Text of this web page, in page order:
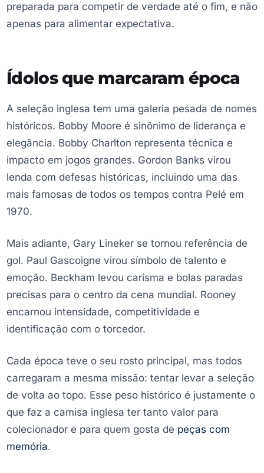
preparada para competir de verdade até o fim, e não
apenas para alimentar expectativa.
Ídolos que marcaram época
A seleção inglesa tem uma galeria pesada de nomes
históricos. Bobby Moore é sinônimo de liderança e
elegância. Bobby Charlton representa técnica e
impacto em jogos grandes. Gordon Banks virou
lenda com defesas históricas, incluindo uma das
mais famosas de todos os tempos contra Pelé em
1970.
Mais adiante, Gary Lineker se tornou referência de
gol. Paul Gascoigne virou símbolo de talento e
emoção. Beckham levou carisma e bolas paradas
precisas para o centro da cena mundial. Rooney
encarnou intensidade, competitividade e
identificação com o torcedor.
Cada época teve o seu rosto principal, mas todos
carregaram a mesma missão: tentar levar a seleção
de volta ao topo. Esse peso histórico é justamente o
que faz a camisa inglesa ter tanto valor para
colecionador e para quem gosta de peças com
memória.